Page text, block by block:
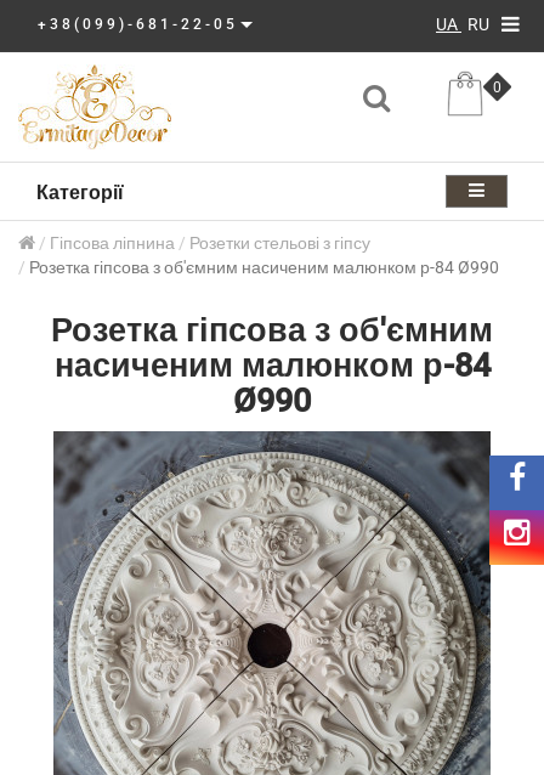
+38(099)-681-22-05 UA RU
0
Категорії
Гіпсова ліпнина
Розетки стельові з гіпсу
Розетка гіпсова з об'ємним насиченим малюнком р-84 Ø990
Розетка гіпсова з об'ємним
насиченим малюнком р-84
Ø990